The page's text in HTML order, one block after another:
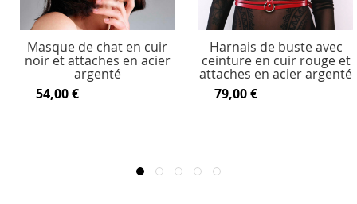
Masque de chat en cuir
noir et attaches en acier
argenté
54,00 €
Harnais de buste avec
ceinture en cuir rouge et
attaches en acier argenté
79,00 €